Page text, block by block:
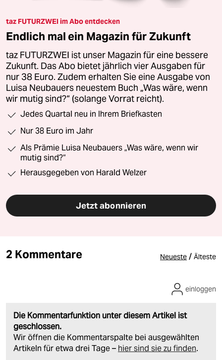
taz FUTURZWEI im Abo entdecken
Endlich mal ein Magazin für Zukunft
taz FUTURZWEI ist unser Magazin für eine bessere
Zukunft. Das Abo bietet jährlich vier Ausgaben für
nur 38 Euro. Zudem erhalten Sie eine Ausgabe von
Luisa Neubauers neuestem Buch „Was wäre, wenn
wir mutig sind?“ (solange Vorrat reicht).
Jedes Quartal neu in Ihrem Briefkasten
Nur 38 Euro im Jahr
Als Prämie Luisa Neubauers „Was wäre, wenn wir
mutig sind?“
Herausgegeben von Harald Welzer
Jetzt abonnieren
2 Kommentare Neueste / Älteste
Die Kommentarfunktion unter diesem Artikel ist
geschlossen.
Wir öffnen die Kommentarspalte bei ausgewählten
Artikeln für etwa drei Tage – hier sind sie zu finden.
einloggen